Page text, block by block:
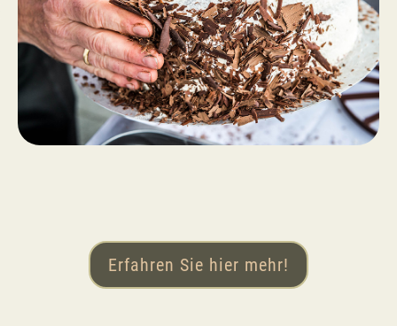
Erfahren Sie hier mehr!